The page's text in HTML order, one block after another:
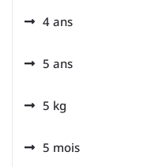
4 ans
5 ans
5 kg
5 mois